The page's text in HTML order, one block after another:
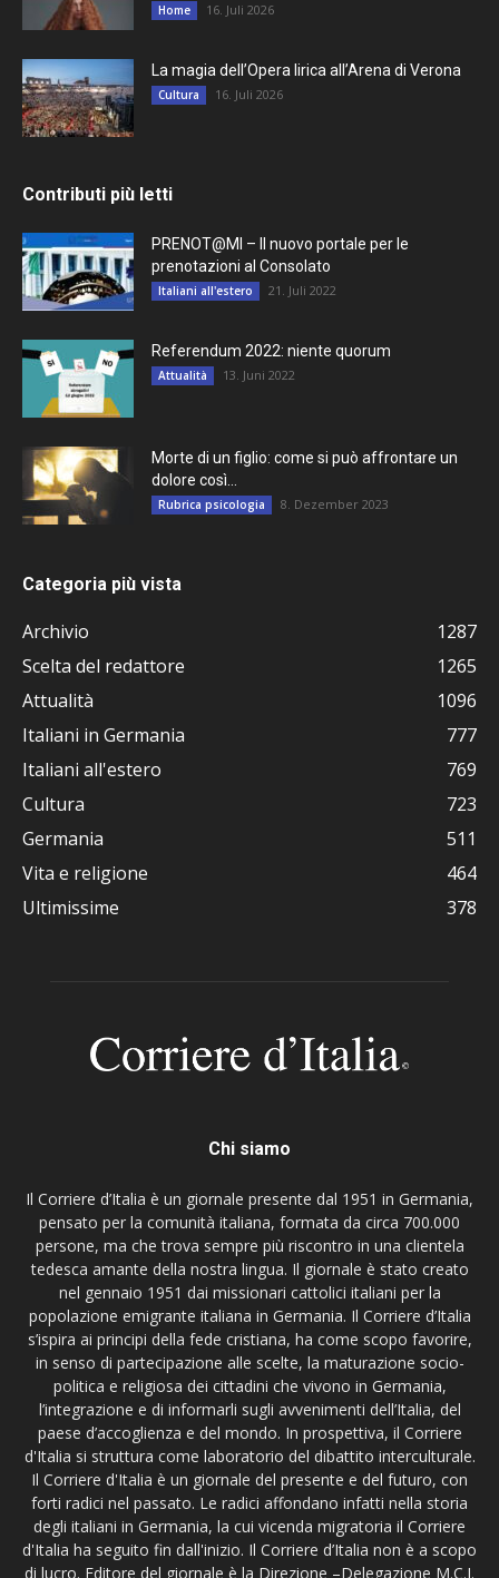
Home 16. Juli 2026
La magia dell’Opera lirica all’Arena di Verona
Cultura 16. Juli 2026
Contributi più letti
PRENOT@MI – Il nuovo portale per le
prenotazioni al Consolato
Italiani all'estero 21. Juli 2022
Referendum 2022: niente quorum
Attualità 13. Juni 2022
Morte di un figlio: come si può affrontare un
dolore così...
Rubrica psicologia 8. Dezember 2023
Categoria più vista
Archivio
1287
Scelta del redattore
1265
Attualità
1096
Italiani in Germania
777
Italiani all'estero
769
Cultura
723
Germania
511
Vita e religione
464
Ultimissime
378
Chi siamo
Il Corriere d’Italia è un giornale presente dal 1951 in Germania,
pensato per la comunità italiana, formata da circa 700.000
persone, ma che trova sempre più riscontro in una clientela
tedesca amante della nostra lingua. Il giornale è stato creato
nel gennaio 1951 dai missionari cattolici italiani per la
popolazione emigrante italiana in Germania. Il Corriere d’Italia
s’ispira ai principi della fede cristiana, ha come scopo favorire,
in senso di partecipazione alle scelte, la maturazione socio-
politica e religiosa dei cittadini che vivono in Germania,
l’integrazione e di informarli sugli avvenimenti dell’Italia, del
paese d’accoglienza e del mondo. In prospettiva, il Corriere
d'Italia si struttura come laboratorio del dibattito interculturale.
Il Corriere d'Italia è un giornale del presente e del futuro, con
forti radici nel passato. Le radici affondano infatti nella storia
degli italiani in Germania, la cui vicenda migratoria il Corriere
d'Italia ha seguito fin dall'inizio. Il Corriere d’Italia non è a scopo
di lucro. Editore del giornale è la Direzione –Delegazione M.C.I.